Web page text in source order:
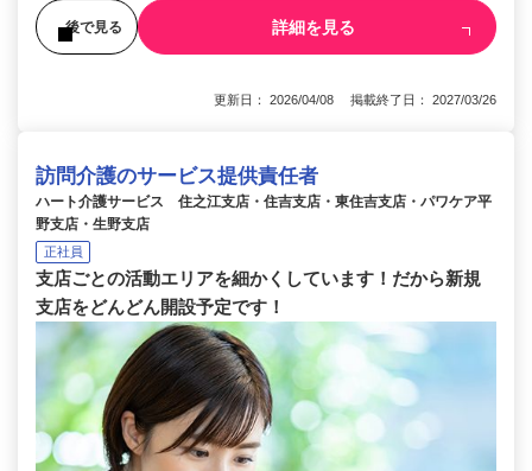
後で見る 詳細を見る
更新日： 2026/04/08 掲載終了日： 2027/03/26
訪問介護のサービス提供責任者
ハート介護サービス 住之江支店・住吉支店・東住吉支店・パワケア平
野支店・生野支店
正社員
支店ごとの活動エリアを細かくしています！だから新規
支店をどんどん開設予定です！